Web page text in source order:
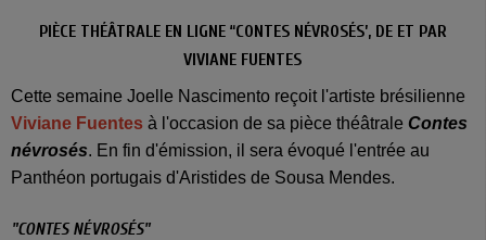
PIÈCE THÉÂTRALE EN LIGNE “CONTES NÉVROSÉS’, DE ET PAR
VIVIANE FUENTES
Cette semaine Joelle Nascimento reçoit l'artiste brésilienne
Viviane Fuentes à l'occasion de sa pièce théâtrale Contes
névrosés. En fin d'émission, il sera évoqué l'entrée au
Panthéon portugais d'Aristides de Sousa Mendes.
"CONTES NÉVROSÉS"